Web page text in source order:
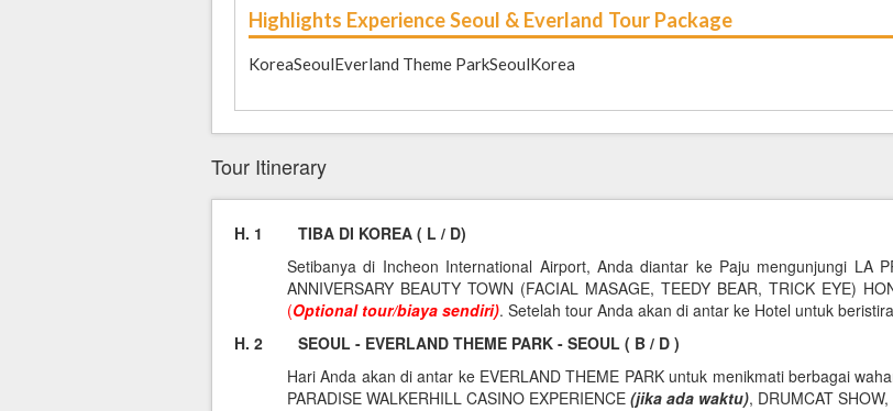
Highlights Experience Seoul & Everland Tour Package
KoreaSeoulEverland Theme ParkSeoulKorea
Tour Itinerary
H. 1 TIBA DI KOREA ( L / D)
Setibanya di Incheon International Airport, Anda diantar ke Paju mengunjungi LA
ANNIVERSARY BEAUTY TOWN (FACIAL MASAGE, TEEDY BEAR, TRICK EYE)
(Optional tour/biaya sendiri). Setelah tour Anda akan di antar ke Hotel untuk
H. 2 SEOUL - EVERLAND THEME PARK - SEOUL ( B / D )
Hari Anda akan di antar ke EVERLAND THEME PARK untuk menikmati berbagai
PARADISE WALKERHILL CASINO EXPERIENCE (jika ada waktu), DRUMCAT